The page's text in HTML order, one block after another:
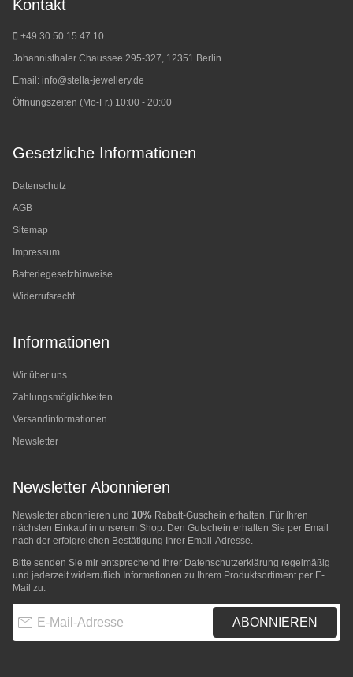
Kontakt
+49 30 50 15 47 10
Johannisthaler Chaussee 295-327, 12351 Berlin
Email: info@stella-jewellery.de
Öffnungszeiten (Mo-Fr.) 10:00 - 20:00
Gesetzliche Informationen
Datenschutz
AGB
Sitemap
Impressum
Batteriegesetzhinweise
Widerrufsrecht
Informationen
Wir über uns
Zahlungsmöglichkeiten
Versandinformationen
Newsletter
Newsletter Abonnieren
Newsletter abonnieren und 10% Rabatt-Guschein erhalten. Für Ihren
nächsten Einkauf in unserem Shop. Den Gutschein erhalten Sie per Email
nach der erfolgreichen Bestätigung Ihrer Email-Adresse.
Bitte senden Sie mir entsprechend Ihrer Datenschutzerklärung regelmäßig
und jederzeit widerruflich Informationen zu Ihrem Produktsortiment per E-
Mail zu.
ABONNIEREN